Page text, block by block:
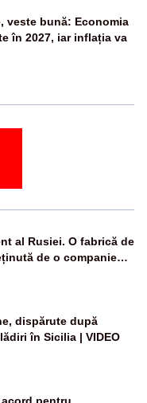
veste bună: Economia
în 2027, iar inflația va
al Rusiei. O fabrică de
de o companie
de o rachetă
dispărute după
în Sicilia | VIDEO